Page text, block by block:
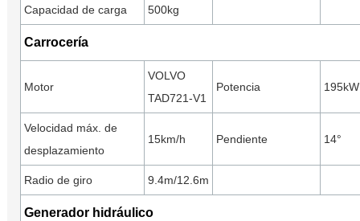
Capacidad de carga 500kg
Carrocería
Motor
VOLVO
TAD721-V1
Potencia 195kW
Velocidad máx. de
desplazamiento
15km/h Pendiente 14°
Radio de giro 9.4m/12.6m
Generador hidráulico